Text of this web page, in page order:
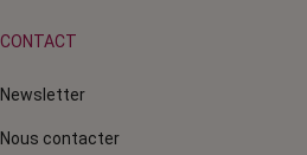
CONTACT
Newsletter
Nous contacter